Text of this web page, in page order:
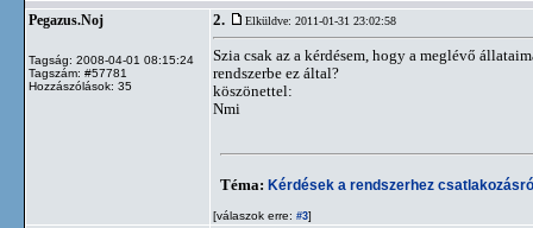
Pegazus.Noj
Tagság: 2008-04-01 08:15:24
Tagszám: #57781
Hozzászólások: 35
2. Elküldve: 2011-01-31 23:02:58
Szia csak az a kérdésem, hogy a meglévő
rendszerbe ez által?
köszönettel:
Nmi
Téma: Kérdések a rendszerhez
[válaszok erre: #3]